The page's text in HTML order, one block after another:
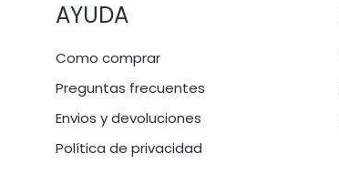
AYUDA
Como comprar
Preguntas frecuentes
Envios y devoluciones
Política de privacidad